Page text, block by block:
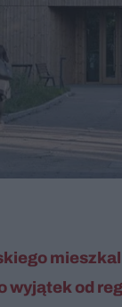
wyjątek od